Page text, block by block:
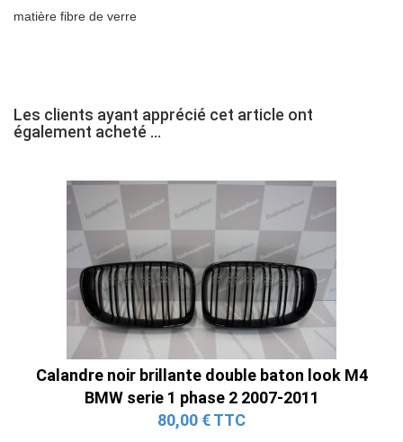
matière fibre de verre
Les clients ayant apprécié cet article ont
également acheté ...
Calandre noir brillante double baton look M4
BMW serie 1 phase 2 2007-2011
80,00 € TTC